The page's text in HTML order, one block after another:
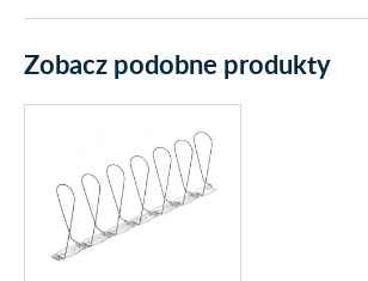
Zobacz podobne produkty